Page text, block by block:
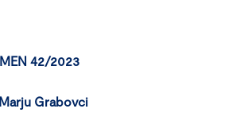
42/2023
Grabovci